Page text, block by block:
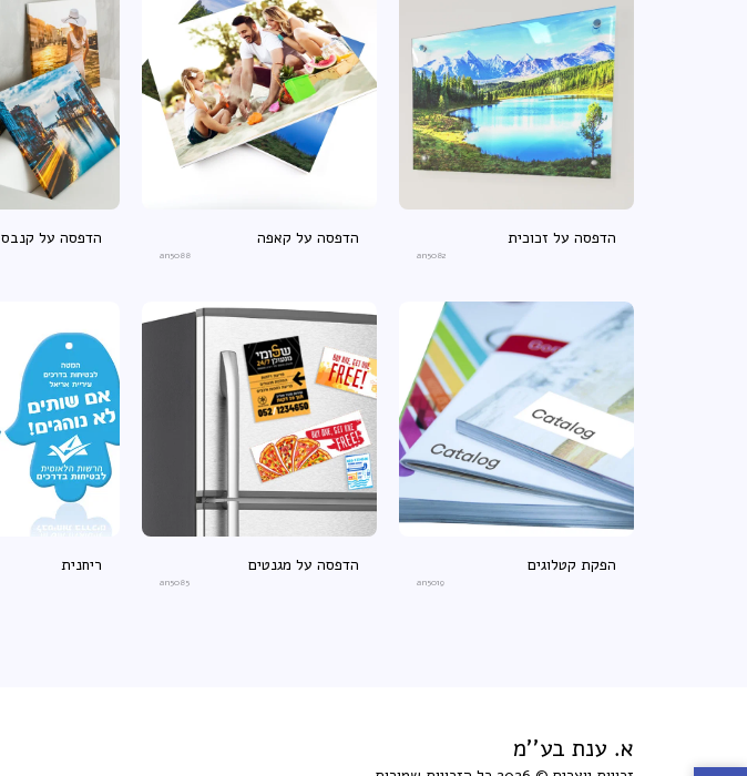
הדפסה על זכוכית
an5082
הדפסה על קאפה
an5088
הדפסה על קנבס
הפקת קטלוגים
an5019
הדפסה על מגנטים
an5085
ריחנית
א. ענת בע''מ